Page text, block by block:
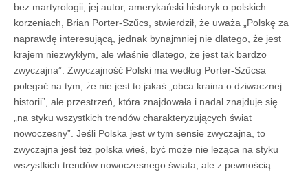
bez martyrologii, jej autor, amerykański historyk o polskich
korzeniach, Brian Porter-Szűcs, stwierdził, że uważa „Polskę za
naprawdę interesującą, jednak bynajmniej nie dlatego, że jest
krajem niezwykłym, ale właśnie dlatego, że jest tak bardzo
zwyczajna”. Zwyczajność Polski ma według Porter-Szűcsa
polegać na tym, że nie jest to jakaś „obca kraina o dziwacznej
historii”, ale przestrzeń, która znajdowała i nadal znajduje się
„na styku wszystkich trendów charakteryzujących świat
nowoczesny”. Jeśli Polska jest w tym sensie zwyczajna, to
zwyczajna jest też polska wieś, być może nie leżąca na styku
wszystkich trendów nowoczesnego świata, ale z pewnością